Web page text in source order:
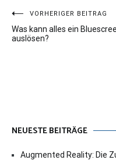
Beitragsnavigation
VORHERIGER BEITRAG
Was kann alles ein
auslösen?
NEUESTE BEITRÄGE
Augmented Reality: Die